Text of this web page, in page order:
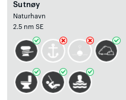
Sutnøy
Naturhavn
2.5 nm SE